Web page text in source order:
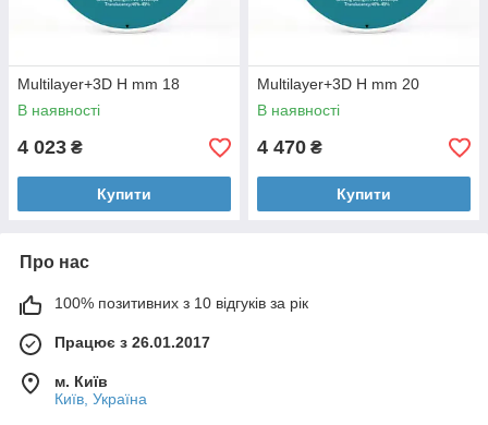
Multilayer+3D H mm 18
В наявності
4 023 ₴
Купити
Multilayer+3D H mm 20
В наявності
4 470 ₴
Купити
Про нас
100% позитивних з 10 відгуків за рік
Працює з 26.01.2017
м. Київ
Київ, Україна